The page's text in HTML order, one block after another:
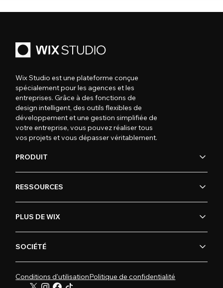
Wix Studio est une plateforme conçue
spécialement pour les agences et les
entreprises. Grâce à des fonctions de
design intelligent, des outils flexibles de
développement et une gestion simplifiée de
votre entreprise, vous pouvez réaliser tous
vos projets et vous dépasser véritablement.
PRODUIT
RESSOURCES
PLUS DE WIX
SOCIÉTÉ
Conditions d'utilisationPolitique de confidentialité